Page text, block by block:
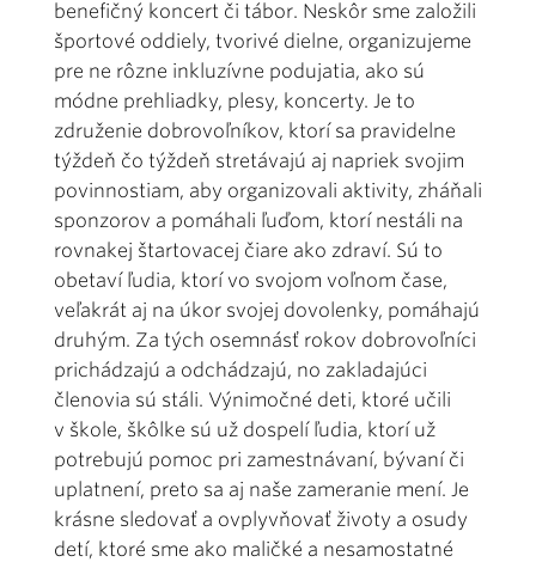
benefičný koncert či tábor. Neskôr sme založili
športové oddiely, tvorivé dielne, organizujeme
pre ne rôzne inkluzívne podujatia, ako sú
módne prehliadky, plesy, koncerty. Je to
združenie dobrovoľníkov, ktorí sa pravidelne
týždeň čo týždeň stretávajú aj napriek svojim
povinnostiam, aby organizovali aktivity, zháňali
sponzorov a pomáhali ľuďom, ktorí nestáli na
rovnakej štartovacej čiare ako zdraví. Sú to
obetaví ľudia, ktorí vo svojom voľnom čase,
veľakrát aj na úkor svojej dovolenky, pomáhajú
druhým. Za tých osemnásť rokov dobrovoľníci
prichádzajú a odchádzajú, no zakladajúci
členovia sú stáli. Výnimočné deti, ktoré učili
v škole, škôlke sú už dospelí ľudia, ktorí už
potrebujú pomoc pri zamestnávaní, bývaní či
uplatnení, preto sa aj naše zameranie mení. Je
krásne sledovať a ovplyvňovať životy a osudy
detí, ktoré sme ako maličké a nesamostatné